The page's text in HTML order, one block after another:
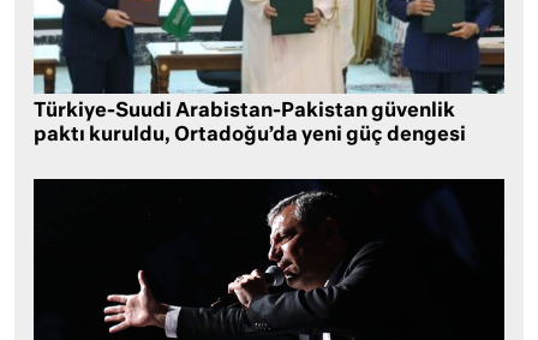
Türkiye-Suudi Arabistan-Pakistan güvenlik
paktı kuruldu, Ortadoğu’da yeni güç dengesi